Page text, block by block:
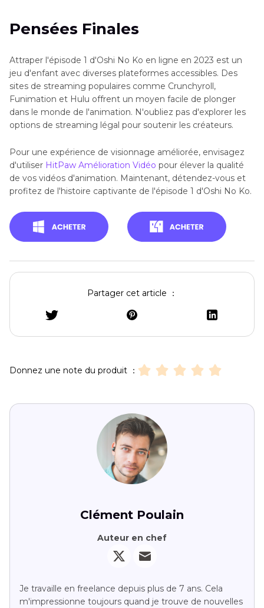
Pensées Finales
Attraper l'épisode 1 d'Oshi No Ko en ligne en 2023 est un
jeu d'enfant avec diverses plateformes accessibles. Des
sites de streaming populaires comme Crunchyroll,
Funimation et Hulu offrent un moyen facile de plonger
dans le monde de l'animation. N'oubliez pas d'explorer les
options de streaming légal pour soutenir les créateurs.
Pour une expérience de visionnage améliorée, envisagez
d'utiliser HitPaw Amélioration Vidéo pour élever la qualité
de vos vidéos d'animation. Maintenant, détendez-vous et
profitez de l'histoire captivante de l'épisode 1 d'Oshi No Ko.
Partager cet article ：
Donnez une note du produit ：
Clément Poulain
Auteur en chef
Je travaille en freelance depuis plus de 7 ans. Cela
m'impressionne toujours quand je trouve de nouvelles